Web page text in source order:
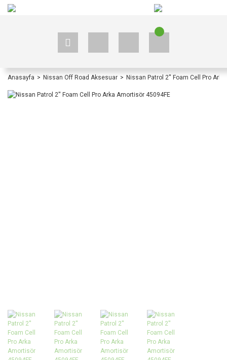
Anasayfa Nissan Off Road Aksesuar Nissan Patrol 2'' Foam Cell Pro